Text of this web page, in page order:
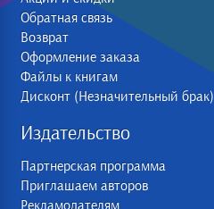
Обратная связь
Возврат
Оформление заказа
Файлы к книгам
Дисконт (Незначительный брак)
Издательство
Партнерская программа
Приглашаем авторов
Рекламодателям